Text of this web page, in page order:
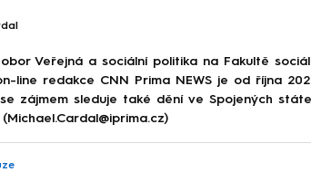
Veřejná a sociální politika na Fakultě
line redakce CNN Prima NEWS je od října
zájmem sleduje také dění ve Spojených